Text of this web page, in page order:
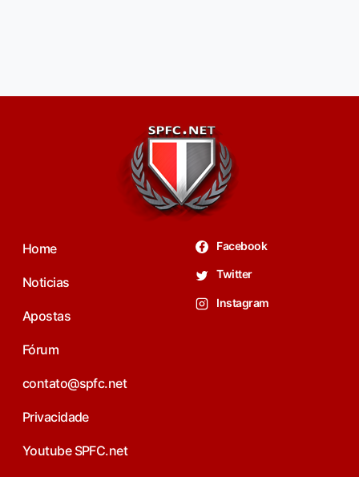
Home
Noticias
Apostas
Fórum
contato@spfc.net
Privacidade
Youtube SPFC.net
Facebook
Twitter
Instagram